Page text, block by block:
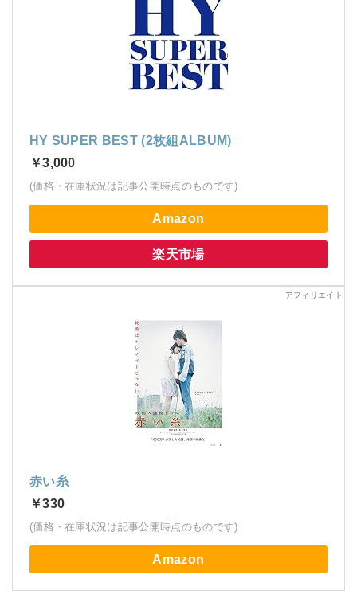
HY SUPER BEST (2枚組ALBUM)
￥3,000
(価格・在庫状況は記事公開時点のものです)
Amazon
楽天市場
赤い糸
￥330
(価格・在庫状況は記事公開時点のものです)
Amazon